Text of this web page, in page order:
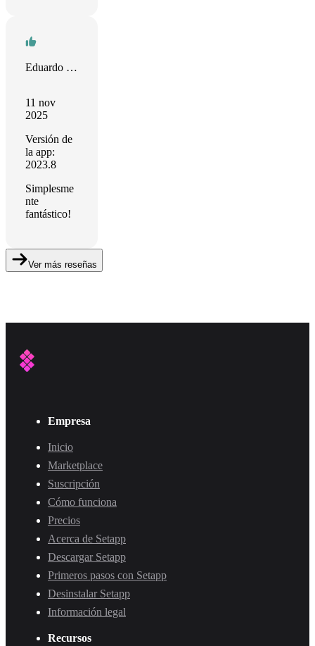
Eduardo Barbosa
11 nov
2025
Versión de
la app:
2023.8
Simplesme
nte
fantástico!
Ver más reseñas
Empresa
Inicio
Marketplace
Suscripción
Cómo funciona
Precios
Acerca de Setapp
Descargar Setapp
Primeros pasos con Setapp
Desinstalar Setapp
Información legal
Recursos